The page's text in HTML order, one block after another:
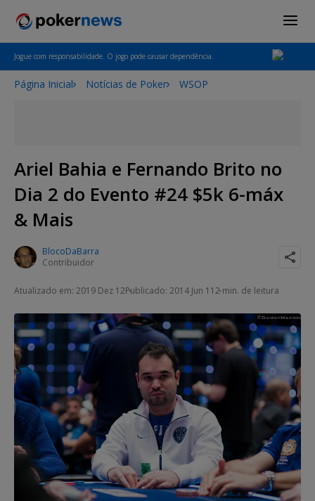
Jogue com responsabilidade. O jogo pode causar dependência.
Página Inicial Notícias de Poker WSOP
Ariel Bahia e Fernando Brito no
Dia 2 do Evento #24 $5k 6-máx
& Mais
BlocoDaBarra
Contribuidor
Atualizado em: 2019 Dez 12Publicado: 2014 Jun 112 min. de leitura